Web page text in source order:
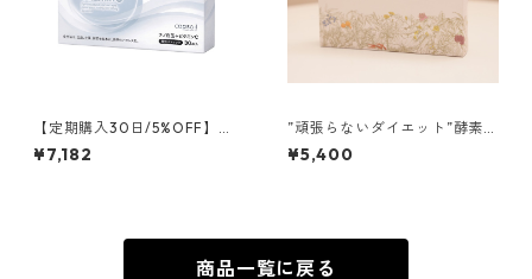
【定期購入30日/5%OFF】リ
ポソーム Nano白玉＋ビタミ
ンC
¥7,182
”頑張らないダイエット”酵素ボ
タニカルフローラ
¥5,400
商品一覧に戻る